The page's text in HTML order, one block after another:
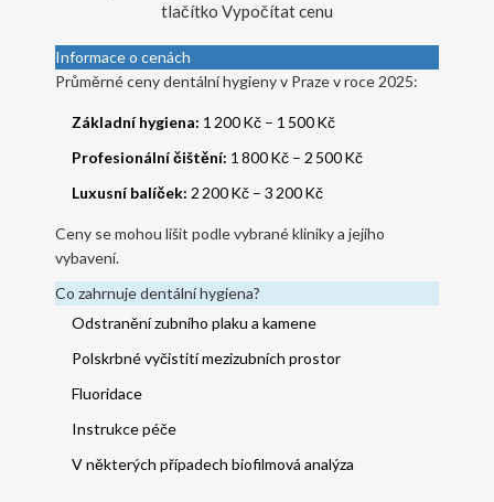
tlačítko Vypočítat cenu
Informace o cenách
Průměrné ceny dentální hygieny v Praze v roce 2025:
Základní hygiena: 1 200 Kč – 1 500 Kč
Profesionální čištění: 1 800 Kč – 2 500 Kč
Luxusní balíček: 2 200 Kč – 3 200 Kč
Ceny se mohou lišit podle vybrané kliniky a jejího
vybavení.
Co zahrnuje dentální hygiena?
Odstranění zubního plaku a kamene
Polskrbné vyčistití mezizubních prostor
Fluoridace
Instrukce péče
V některých případech biofilmová analýza